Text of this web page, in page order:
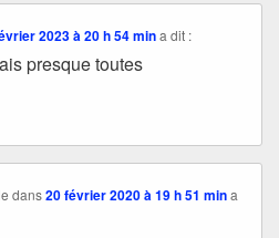
2023 à 20 h 54 min a dit :
presque toutes
dans20 février 2020 à 19 h 51 min a